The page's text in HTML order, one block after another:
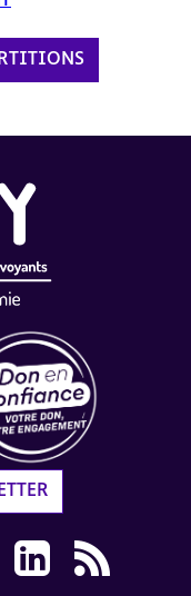
dans une
AVH dans
X AVH dans une
suivre sur Instagram
Nous suivre sur
Flux RSS